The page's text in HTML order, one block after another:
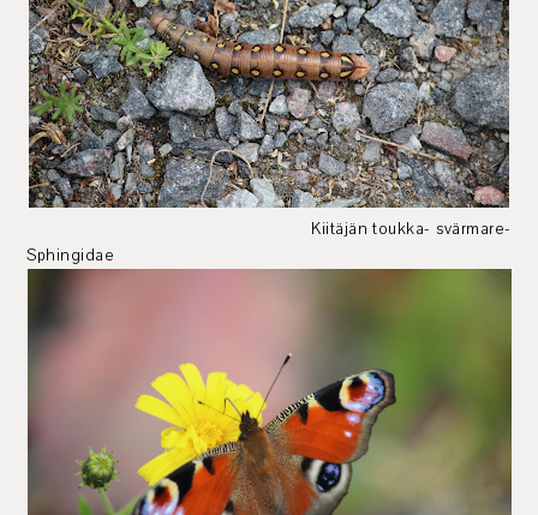
Kiitäjän toukka- svärmare-
Sphingidae